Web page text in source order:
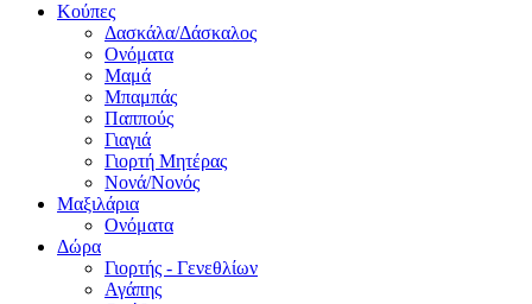
Κούπες
Δασκάλα/Δάσκαλος
Ονόματα
Μαμά
Μπαμπάς
Παππούς
Γιαγιά
Γιορτή Μητέρας
Νονά/Νονός
Μαξιλάρια
Ονόματα
Δώρα
Γιορτής - Γενεθλίων
Αγάπης